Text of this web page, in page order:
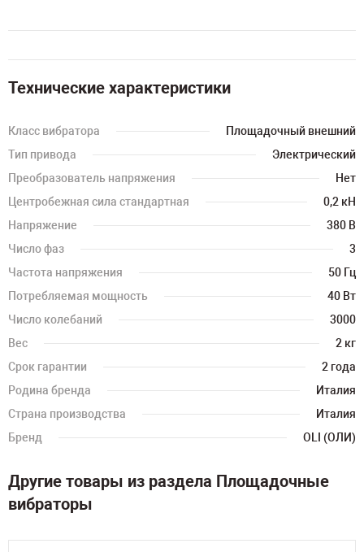
Технические характеристики
Класс вибратора
Площадочный внешний
Тип привода
Электрический
Преобразователь напряжения
Нет
Центробежная сила стандартная
0,2 кН
Напряжение
380 В
Число фаз
3
Частота напряжения
50 Гц
Потребляемая мощность
40 Вт
Число колебаний
3000
Вес
2 кг
Срок гарантии
2 года
Родина бренда
Италия
Страна производства
Италия
Бренд
OLI (ОЛИ)
Другие товары из раздела Площадочные
вибраторы